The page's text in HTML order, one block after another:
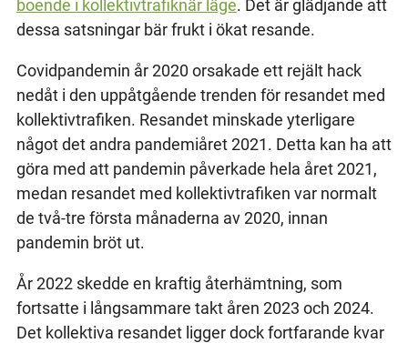
boende i kollektivtrafiknär läge. Det är glädjande att
dessa satsningar bär frukt i ökat resande.
Covidpandemin år 2020 orsakade ett rejält hack
nedåt i den uppåtgående trenden för resandet med
kollektivtrafiken. Resandet minskade yterligare
något det andra pandemiåret 2021. Detta kan ha att
göra med att pandemin påverkade hela året 2021,
medan resandet med kollektivtrafiken var normalt
de två-tre första månaderna av 2020, innan
pandemin bröt ut.
År 2022 skedde en kraftig återhämtning, som
fortsatte i långsammare takt åren 2023 och 2024.
Det kollektiva resandet ligger dock fortfarande kvar